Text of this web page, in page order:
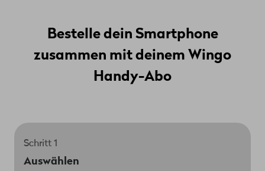
Bestelle dein Smartphone
zusammen mit deinem Wingo
Handy-Abo
Schritt 1
Auswählen
du jetzt einfach dein neues Smartphone auswählen.